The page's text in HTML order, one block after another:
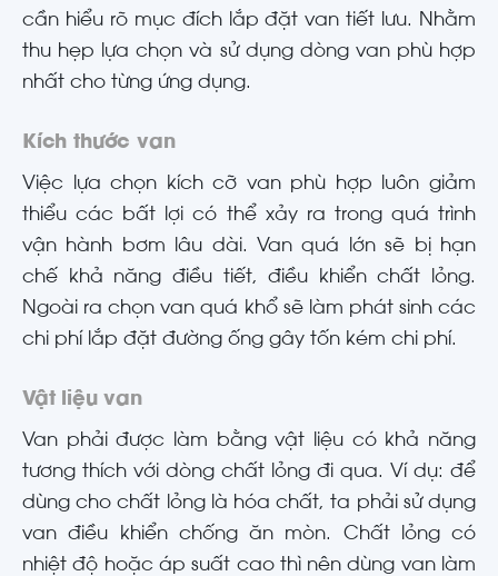
cần hiểu rõ mục đích lắp đặt van tiết lưu. Nhằm
thu hẹp lựa chọn và sử dụng dòng van phù hợp
nhất cho từng ứng dụng.
Kích thước van
Việc lựa chọn kích cỡ van phù hợp luôn giảm
thiểu các bất lợi có thể xảy ra trong quá trình
vận hành bơm lâu dài. Van quá lớn sẽ bị hạn
chế khả năng điều tiết, điều khiển chất lỏng.
Ngoài ra chọn van quá khổ sẽ làm phát sinh các
chi phí lắp đặt đường ống gây tốn kém chi phí.
Vật liệu van
Van phải được làm bằng vật liệu có khả năng
tương thích với dòng chất lỏng đi qua. Ví dụ: để
dùng cho chất lỏng là hóa chất, ta phải sử dụng
van điều khiển chống ăn mòn. Chất lỏng có
nhiệt độ hoặc áp suất cao thì nên dùng van làm